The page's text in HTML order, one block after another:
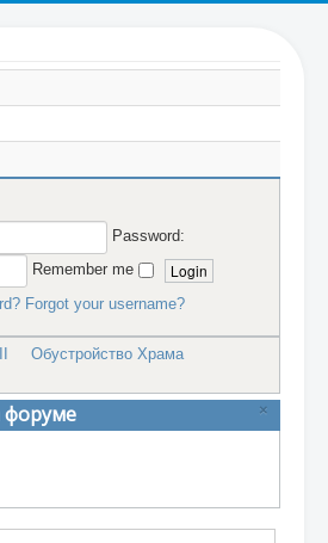
STATE CHURCH
Password:
Remember me
Forgot your username?
Обустройство Храма
×
форуме